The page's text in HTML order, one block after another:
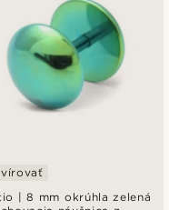
| 8 mm okrúhla zelená